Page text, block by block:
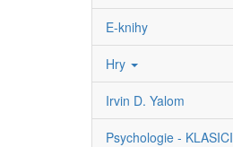
E-knihy
Hry
Irvin D. Yalom
Psychologie - KLASICI